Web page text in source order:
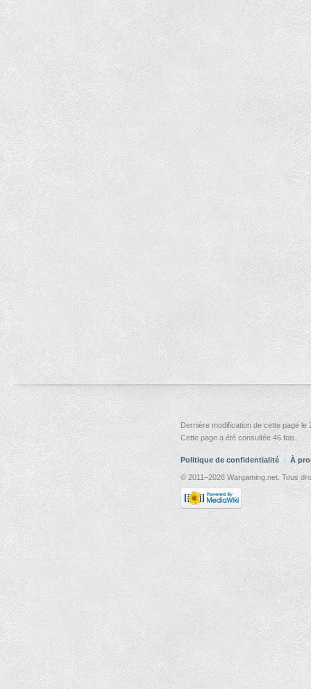
Dernière modification de cette page le
Cette page a été consultée 46 fois.
Politique de confidentialité À
© 2011–2026 Wargaming.net. Tous